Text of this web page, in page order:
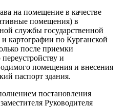
на помещение в качестве
помещения) в
службы государственной
и картографии по Курганской
после приемки
и
помещения и внесения
паспорт здания.
постановления
Руководителя